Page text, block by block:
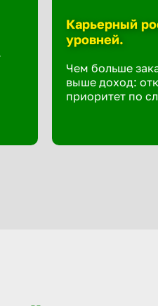
Карьерный
уровней.
Чем больше
выше доход:
приоритет по